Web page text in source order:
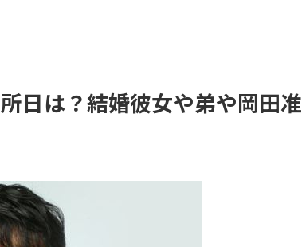
日は？結婚彼女や弟や岡田准